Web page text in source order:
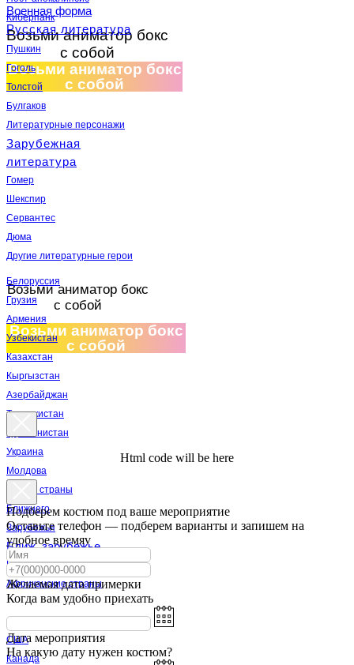
Киберпанк
Возьми аниматор бокс
с собой
Возьми аниматор бокс
с собой
Военная форма
Русская литература
Пушкин
Гоголь
Толстой
Булгаков
Литературные персонажи
Зарубежная
литература
Гомер
Шекспир
Сервантес
Дюма
Другие литературные герои
Возьми аниматор бокс
с собой
Возьми аниматор бокс
с собой
Белоруссия
Грузия
Армения
Узбекистан
Казахстан
Кыргызстан
Азербайджан
Таджикистан
Туркменистан
Украина
Молдова
Другие страны
Ближнего
Зарубежья
Ближ. зарубежье
Египет
Африканские страны
Африка
США
Канада
Html code will be here
Подберем костюм под ваше мероприятие
Оставьте телефон — подберем варианты и запишем на
удобное времяv
Желаемая дата примерки
Когда вам удобно приехать
Дата мероприятия
На какую дату нужен костюм?